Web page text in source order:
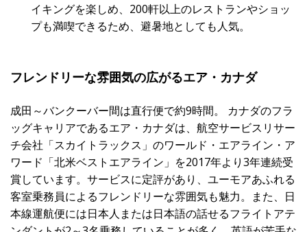
イキングを楽しめ、200軒以上のレストランやショッ
プも満喫できるため、避暑地としても人気。
フレンドリーな雰囲気の広がるエア・カナダ
成田～バンクーバー間は直行便で約9時間。 カナダのフラ
ッグキャリアであるエア・カナダは、航空サービスリサー
チ会社「スカイトラックス」のワールド・エアライン・ア
ワード「北米ベストエアライン」を2017年より3年連続受
賞しています。サービスに定評があり、ユーモアあふれる
客室乗務員によるフレンドリーな雰囲気も魅力。また、日
本線運航便には日本人または日本語の話せるフライトアテ